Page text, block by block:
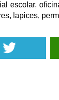
escolar,
lapices,